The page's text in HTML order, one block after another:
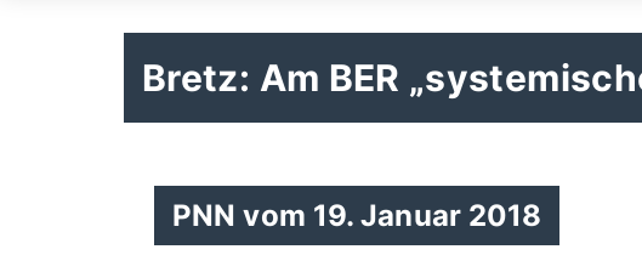
Bretz: Am BER
PNN vom 19. Januar 2018